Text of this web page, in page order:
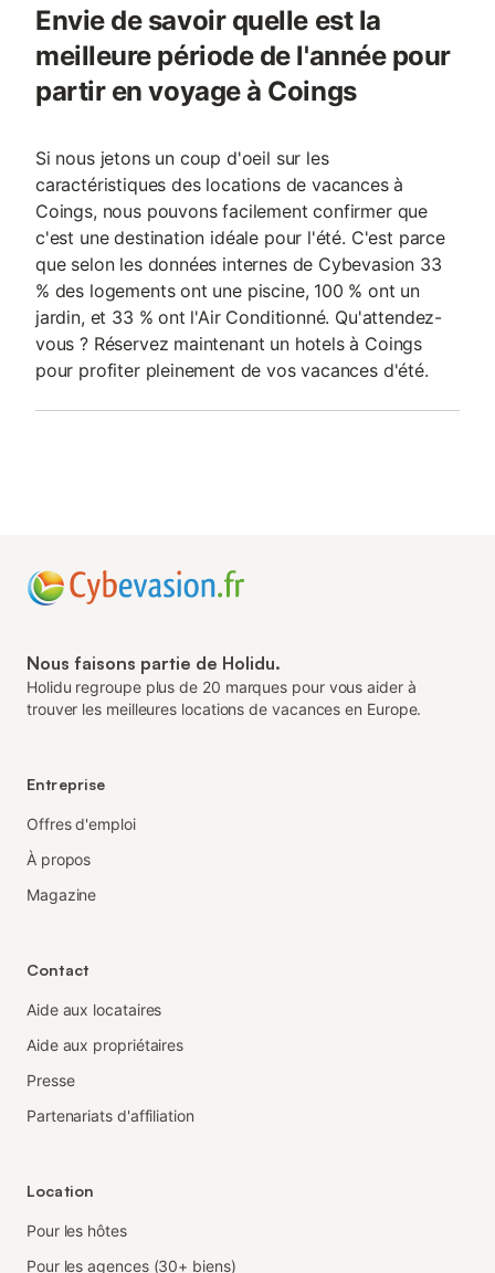
Envie de savoir quelle est la
meilleure période de l'année pour
partir en voyage à Coings
Si nous jetons un coup d'oeil sur les
caractéristiques des locations de vacances à
Coings, nous pouvons facilement confirmer que
c'est une destination idéale pour l'été. C'est parce
que selon les données internes de Cybevasion 33
% des logements ont une piscine, 100 % ont un
jardin, et 33 % ont l'Air Conditionné. Qu'attendez-
vous ? Réservez maintenant un hotels à Coings
pour profiter pleinement de vos vacances d'été.
Nous faisons partie de Holidu.
Holidu regroupe plus de 20 marques pour vous aider à
trouver les meilleures locations de vacances en Europe.
Entreprise
Offres d'emploi
À propos
Magazine
Contact
Aide aux locataires
Aide aux propriétaires
Presse
Partenariats d'affiliation
Location
Pour les hôtes
Pour les agences (30+ biens)